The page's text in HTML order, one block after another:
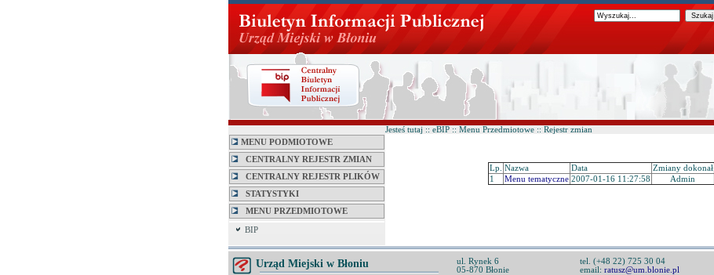
MENU PODMIOTOWE
CENTRALNY REJESTR ZMIAN
CENTRALNY REJESTR PLIKÓW
STATYSTYKI
MENU PRZEDMIOTOWE
BIP
Jesteś tutaj :: eBIP :: Menu Przedmiotowe :: Rejestr zmian
Lp. Nazwa Data
Zmiany dokonał
1
Menu tematyczne 2007-01-16 11:27:58 Admin
Urząd Miejski w Błoniu
ul. Rynek 6
05-870 Błonie
tel. (+48 22) 725 30 04
email: ratusz@um.blonie.pl